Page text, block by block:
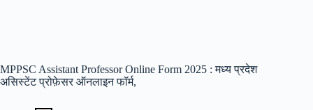
MPPSC Assistant Professor Online Form 2025 : मध्य प्रदेश
असिस्टेंट प्रोफ़ेसर ऑनलाइन फॉर्म,